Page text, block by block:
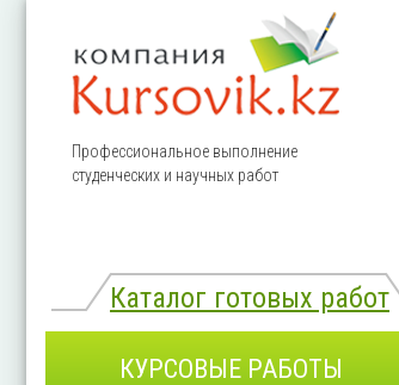
Профессиональное выполнение
студенческих и научных работ
Каталог готовых работ
КУРСОВЫЕ РАБОТЫ